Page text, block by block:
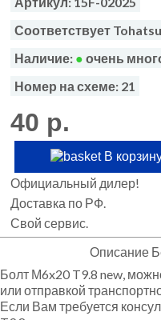
Соответствует
Наличие: ● очень
Номер на схеме: 21
40 р.
В
Официальный дилер!
Доставка по РФ.
Свой сервис.
Описание
Болт М6x20 T9.8 new,
или отправкой
Если Вам требуется